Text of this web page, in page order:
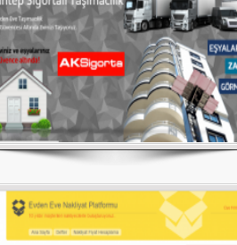
Gaziantep Evden Eve Taşımacılık
Platformu